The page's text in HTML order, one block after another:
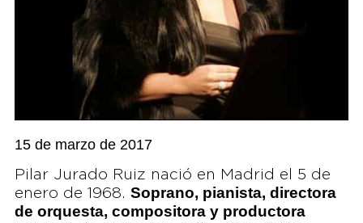
15 de marzo de 2017
Pilar Jurado Ruiz nació en Madrid el 5 de
enero de 1968. Soprano, pianista, directora
de orquesta, compositora y productora